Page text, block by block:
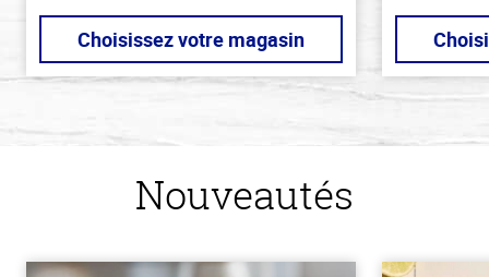
Choisissez votre magasin
Nouveautés